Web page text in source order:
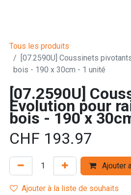
Tous les produits
[07.2590U] Coussinets
bois - 190 x 30cm - 1 unité
[07.2590U]
Evolution pour
bois - 190 x
CHF 193.97
Ajouter
Ajouter à la liste de souhaits